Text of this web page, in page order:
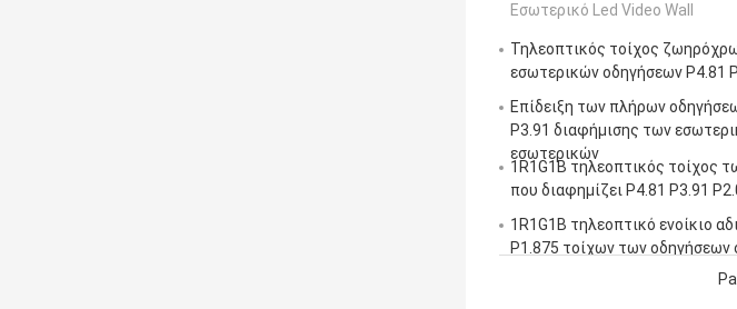
Εσωτερικό Led Video Wall
Τηλεοπτικός τοίχος
εσωτερικών οδηγήσεων P4.81
Επίδειξη των πλήρων
P3.91 διαφήμισης των
εσωτερικών
1R1G1B τηλεοπτικός τοίχος
που διαφημίζει P4.81 P3.91
1R1G1B τηλεοπτικό ενοίκιο
P1.875 τοίχων των οδηγήσεων